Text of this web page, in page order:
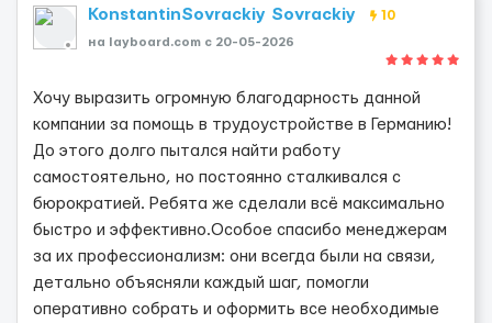
KonstantinSovrackiy Sovrackiy 10
на layboard.com c 20-05-2026
Хочу выразить огромную благодарность данной
компании за помощь в трудоустройстве в Германию!
До этого долго пытался найти работу
самостоятельно, но постоянно сталкивался с
бюрократией. Ребята же сделали всё максимально
быстро и эффективно.Особое спасибо менеджерам
за их профессионализм: они всегда были на связи,
детально объясняли каждый шаг, помогли
оперативно собрать и оформить все необходимые